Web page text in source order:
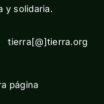
y solidaria.
página